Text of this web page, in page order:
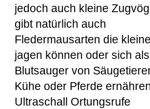
jedoch auch kleine
gibt natürlich auch
Fledermausarten die
jagen können oder sich als
Blutsauger von
Kühe oder Pferde
Ultraschall Ortungsrufe